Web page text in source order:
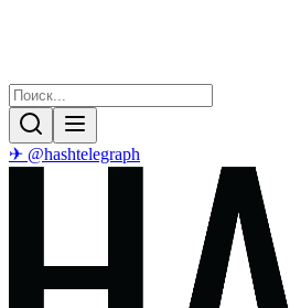
✈ @hashtelegraph